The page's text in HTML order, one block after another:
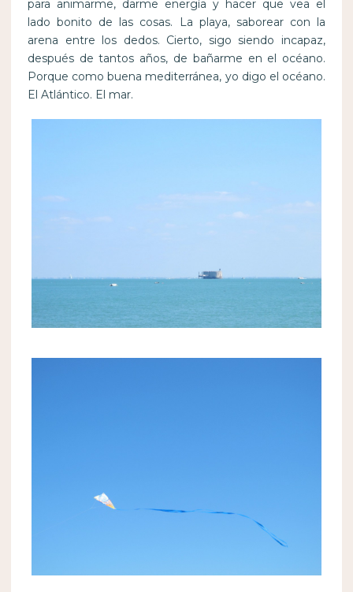
para animarme, darme energía y hacer que vea el
lado bonito de las cosas. La playa, saborear con la
arena entre los dedos. Cierto, sigo siendo incapaz,
después de tantos años, de bañarme en el océano.
Porque como buena mediterránea, yo digo el océano.
El Atlántico. El mar.